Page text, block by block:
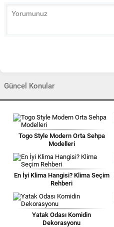
Güncel Konular
Togo Style Modern Orta Sehpa
Modelleri
En İyi Klima Hangisi? Klima Seçim
Rehberi
Yatak Odası Komidin
Dekorasyonu